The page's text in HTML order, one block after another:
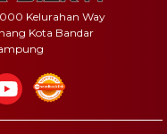
Kelurahan Way
Kota Bandar